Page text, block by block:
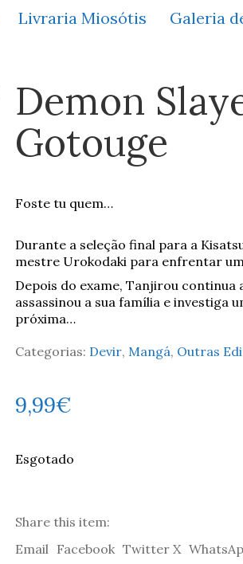
Livraria Miosótis Galeria
Demon
Gotouge
Foste tu quem…
Durante a seleção final para a
mestre Urokodaki para enfrentar
Depois do exame, Tanjirou continua
assassinou a sua família e investiga
próxima…
Categorias: Devir, Mangá, Outras
9,99€
Esgotado
Share this item:
Email Facebook Twitter X